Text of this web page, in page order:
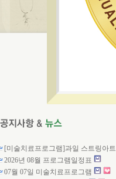
[미술치료프로그램]과일 스트링아트
2026년 08월 프로그램일정표
07월 07일 미술치료프로그램